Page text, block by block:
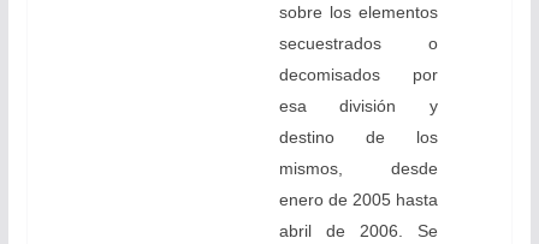
sobre los elementos
secuestrados o
decomisados por
esa división y
destino de los
mismos, desde
enero de 2005 hasta
abril de 2006. Se